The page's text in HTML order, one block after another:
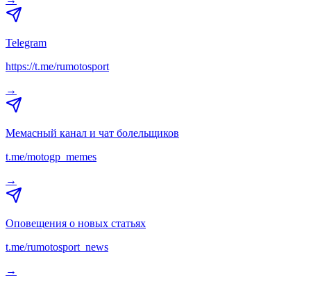
Telegram
https://t.me/rumotosport
→
Мемасный канал и чат болельщиков
t.me/motogp_memes
→
Оповещения о новых статьях
t.me/rumotosport_news
→